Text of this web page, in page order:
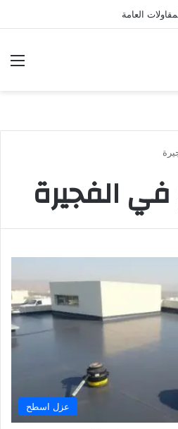
العامة
الفجيرة
عزل اسطح